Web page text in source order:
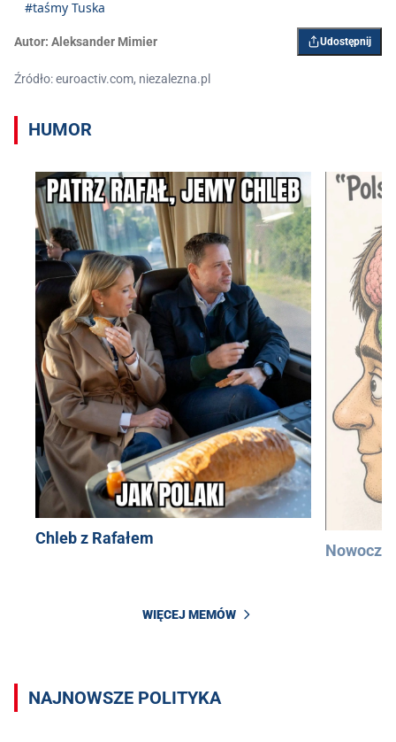
#taśmy Tuska
Autor: Aleksander Mimier Udostępnij
Źródło: euroactiv.com, niezalezna.pl
HUMOR
Chleb z Rafałem
WIĘCEJ MEMÓW
NAJNOWSZE POLITYKA